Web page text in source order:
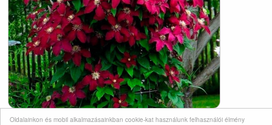
Oldalainkon és mobil alkalmazásainkban cookie-kat használunk felhasználói élmény